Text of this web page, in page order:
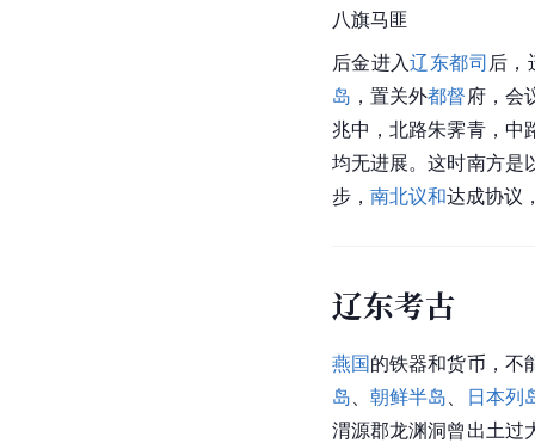
八旗马匪
后金进入辽东都司 后，
岛 ，置关外都督 府，会
兆中，北路朱霁青，中
均无进展。这时南方是
步， 南北议和达成协议
辽东考古
燕国的铁器和货币，不
岛 、朝鲜半岛
日本列
渭源郡龙渊洞曾出土过